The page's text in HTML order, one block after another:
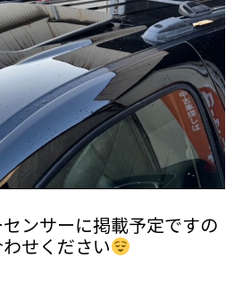
ンサーに掲載予定ですの
せください